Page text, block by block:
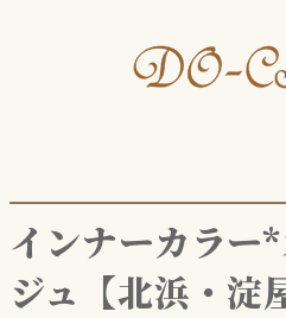
インナーカラー
ジュ【北浜・淀